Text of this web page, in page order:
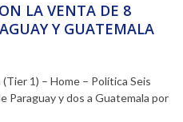
LA VENTA DE 8
Y GUATEMALA
1) – Home – Política Seis
Paraguay y dos a Guatemala por